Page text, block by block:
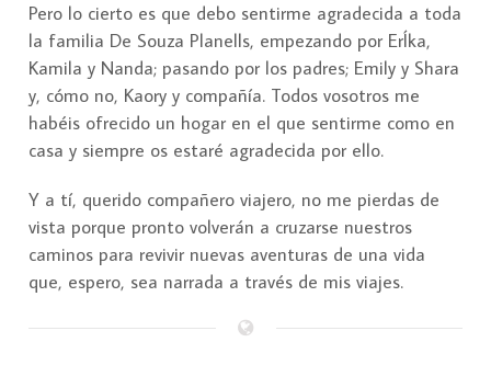
Pero lo cierto es que debo sentirme agradecida a toda
la familia De Souza Planells, empezando por ErÍka,
Kamila y Nanda; pasando por los padres; Emily y Shara
y, cómo no, Kaory y compañía. Todos vosotros me
habéis ofrecido un hogar en el que sentirme como en
casa y siempre os estaré agradecida por ello.
Y a tí, querido compañero viajero, no me pierdas de
vista porque pronto volverán a cruzarse nuestros
caminos para revivir nuevas aventuras de una vida
que, espero, sea narrada a través de mis viajes.